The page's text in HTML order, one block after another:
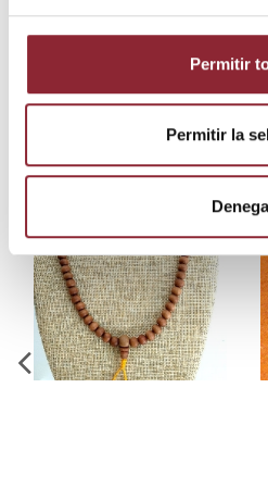
Permitir
Permitir la
Los clientes que
producto también